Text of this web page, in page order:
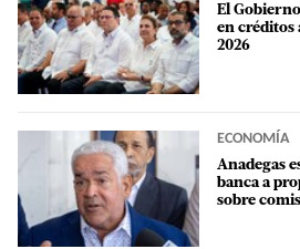
El
en créditos
2026
ECONOMÍA
Anadegas
banca a
sobre